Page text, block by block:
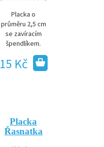
Placka o
průměru 2,5 cm
se zavíracím
špendlíkem.
15 Kč
Placka
Řasnatka